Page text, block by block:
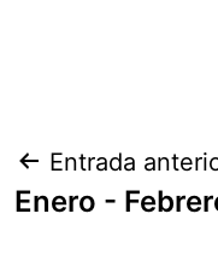
Navegación
de
Entrada
Enero -